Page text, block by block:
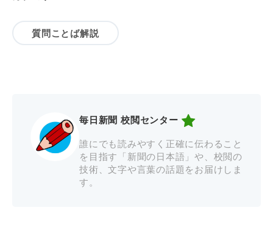
質問ことば解説
毎日新聞 校閲センター
誰にでも読みやすく正確に伝わること
を目指す「新聞の日本語」や、校閲の
技術、文字や言葉の話題をお届けしま
す。